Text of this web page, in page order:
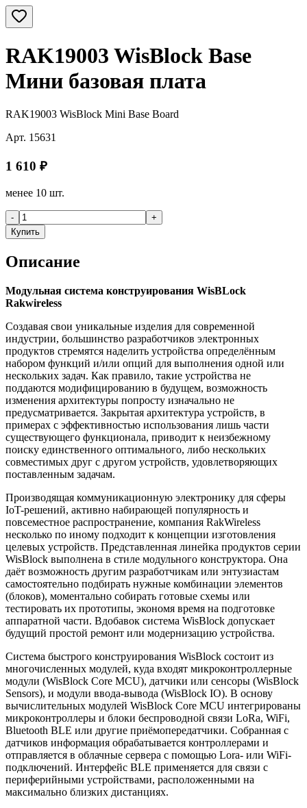
RAK19003 WisBlock Base
Мини базовая плата
RAK19003 WisBlock Mini Base Board
Арт. 15631
1 610 ₽
менее 10 шт.
-
+
Купить
Описание
Модульная система конструирования WisBLock
Rakwireless
Создавая свои уникальные изделия для современной
индустрии, большинство разработчиков электронных
продуктов стремятся наделить устройства определённым
набором функций и/или опций для выполнения одной или
нескольких задач. Как правило, такие устройства не
поддаются модифицированию в будущем, возможность
изменения архитектуры попросту изначально не
предусматривается. Закрытая архитектура устройств, в
примерах с эффективностью использования лишь части
существующего функционала, приводит к неизбежному
поиску единственного оптимального, либо нескольких
совместимых друг с другом устройств, удовлетворяющих
поставленным задачам.
Производящая коммуникационную электронику для сферы
IoT-решений, активно набирающей популярность и
повсеместное распространение, компания RakWireless
несколько по иному подходит к концепции изготовления
целевых устройств. Представленная линейка продуктов серии
WisBlock выполнена в стиле модульного конструктора. Она
даёт возможность другим разработчикам или энтузиастам
самостоятельно подбирать нужные комбинации элементов
(блоков), моментально собирать готовые схемы или
тестировать их прототипы, экономя время на подготовке
аппаратной части. Вдобавок система WisBlock допускает
будущий простой ремонт или модернизацию устройства.
Система быстрого конструирования WisBlock состоит из
многочисленных модулей, куда входят микроконтроллерные
модули (WisBlock Core MCU), датчики или сенсоры (WisBlock
Sensors), и модули ввода-вывода (WisBlock IO). В основу
вычислительных модулей WisBlock Core MCU интегрированы
микроконтроллеры и блоки беспроводной связи LoRa, WiFi,
Bluetooth BLE или другие приёмопередатчики. Собранная с
датчиков информация обрабатывается контроллерами и
отправляется в облачные сервера с помощью Lora- или WiFi-
подключений. Интерфейс BLE применяется для связи с
периферийными устройствами, расположенными на
максимально близких дистанциях.